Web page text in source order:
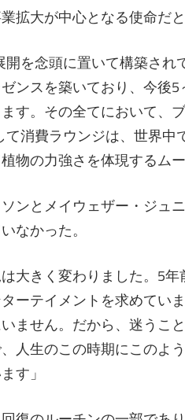
拡大が中心となる使命だと
を念頭に置いて構築さ
ンスを築いており、今後
す。その全てにおいて、
消費ラウンジは、世界
物の力強さを体現するム
ンとメイウェザー・ジュ
なかった。
大きく変わりました。5
ーテイメントを求めてい
ません。だから、迷うこ
人生のこの時期にこのよ
す」